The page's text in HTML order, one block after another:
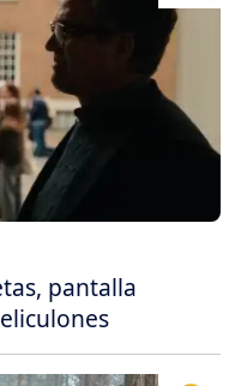
pantalla